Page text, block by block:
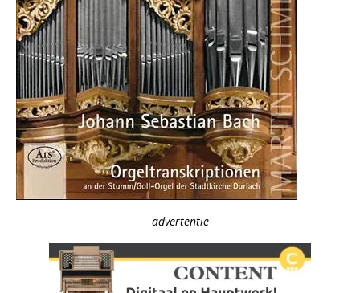
advertentie